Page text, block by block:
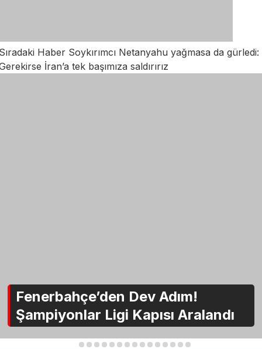
Haber Soykırımcı Netanyahu yağmasa da gürledi:
İran’a tek başımıza saldırırız
Fenerbahçe’den Dev Adım!
Şampiyonlar Ligi Kapısı Aralandı
2 3 4 5 6 7 8 9 10 11 12 13 14 15